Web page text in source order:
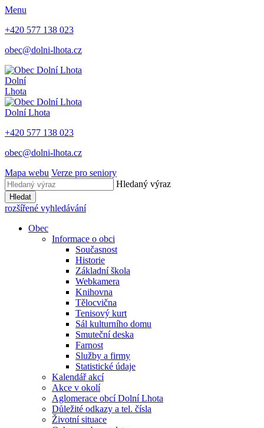
Menu
+420 577 138 023
obec@dolni-lhota.cz
Dolní
Lhota
Dolní Lhota
+420 577 138 023
obec@dolni-lhota.cz
Mapa webu Verze pro seniory
Hledaný výraz
Hledat
rozšířené vyhledávání
Obec
Informace o obci
Současnost
Historie
Základní škola
Webkamera
Knihovna
Tělocvična
Tenisový kurt
Sál kulturního domu
Smuteční deska
Farnost
Služby a firmy
Statistické údaje
Kalendář akcí
Akce v okolí
Aglomerace obcí Dolní Lhota
Důležité odkazy a tel. čísla
Životní situace